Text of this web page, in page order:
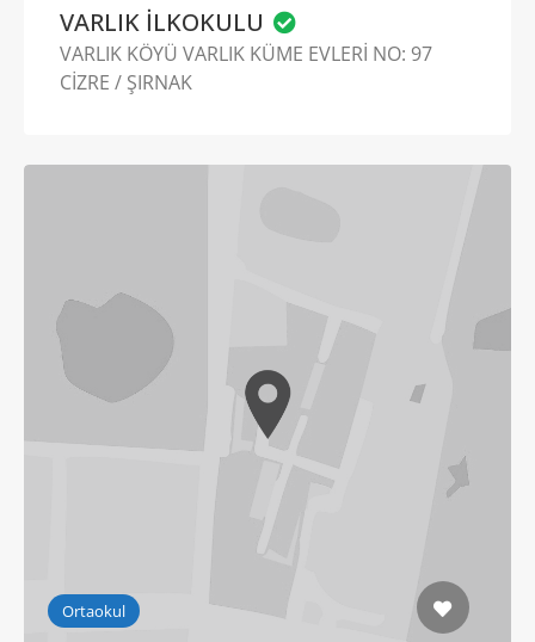
VARLIK İLKOKULU
VARLIK KÖYÜ VARLIK KÜME EVLERİ NO: 97
CİZRE / ŞIRNAK
Ortaokul